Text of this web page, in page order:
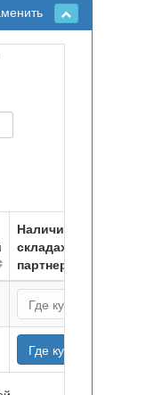
Наличие на
складах
партнеров
Где купить
Где купить